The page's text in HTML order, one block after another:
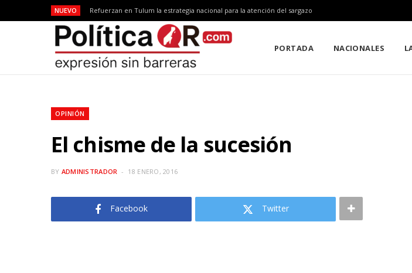
NUEVO Refuerzan en Tulum la estrategia nacional para la atención del sargazo
PORTADA NACIONALES
OPINIÓN
El chisme de la sucesión
BY ADMINISTRADOR 18 ENERO, 2016
Facebook Twitter